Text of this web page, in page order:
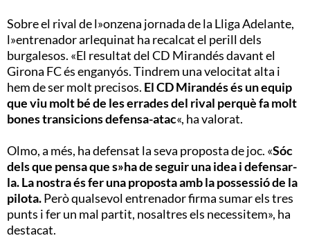
Sobre el rival de l»onzena jornada de la Lliga Adelante,
l»entrenador arlequinat ha recalcat el perill dels
burgalesos. «El resultat del CD Mirandés davant el
Girona FC és enganyós. Tindrem una velocitat alta i
hem de ser molt precisos. El CD Mirandés és un equip
que viu molt bé de les errades del rival perquè fa molt
bones transicions defensa-atac«, ha valorat.
Olmo, a més, ha defensat la seva proposta de joc. «Sóc
dels que pensa que s»ha de seguir una idea i defensar-
la. La nostra és fer una proposta amb la possessió de la
pilota.Però qualsevol entrenador firma sumar els tres
punts i fer un mal partit, nosaltres els necessitem», ha
destacat.